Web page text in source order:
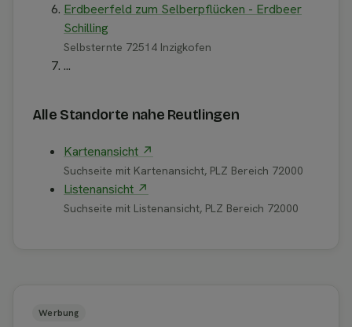
Erdbeerfeld zum Selberpflücken - Erdbeer
Schilling
Selbsternte 72514 Inzigkofen
...
Alle Standorte nahe Reutlingen
Kartenansicht ↗
Suchseite mit Kartenansicht, PLZ Bereich 72000
Listenansicht ↗
Suchseite mit Listenansicht, PLZ Bereich 72000
Werbung